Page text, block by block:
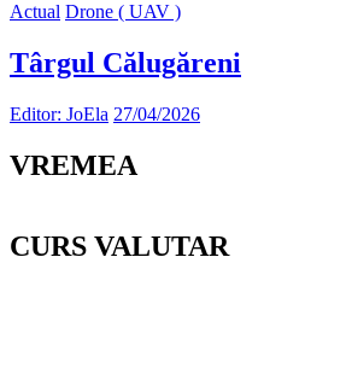
Actual Drone ( UAV )
Târgul Călugăreni
Editor: JoEla 27/04/2026
VREMEA
CURS VALUTAR